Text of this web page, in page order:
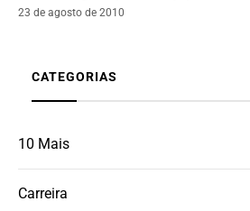
23 de agosto de 2010
CATEGORIAS
10 Mais
Carreira